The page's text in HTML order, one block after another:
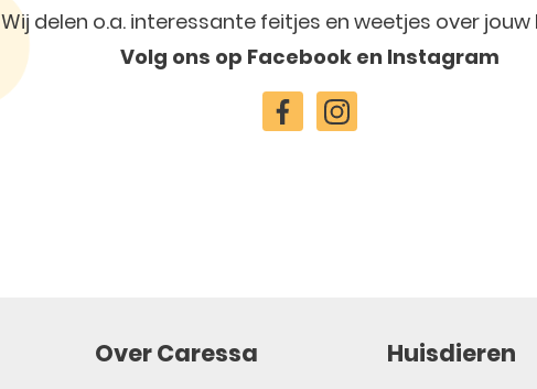
Wij delen o.a. interessante feitjes en weetjes over jouw
Volg ons op Facebook en Instagram
Over Caressa Huisdieren